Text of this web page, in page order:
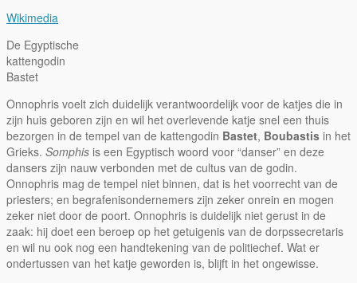
Wikimedia
De Egyptische
kattengodin
Bastet
Onnophris voelt zich duidelijk verantwoordelijk voor de katjes die in
zijn huis geboren zijn en wil het overlevende katje snel een thuis
bezorgen in de tempel van de kattengodin Bastet, Boubastis in het
Grieks. Somphis is een Egyptisch woord voor “danser” en deze
dansers zijn nauw verbonden met de cultus van de godin.
Onnophris mag de tempel niet binnen, dat is het voorrecht van de
priesters; en begrafenisondernemers zijn zeker onrein en mogen
zeker niet door de poort. Onnophris is duidelijk niet gerust in de
zaak: hij doet een beroep op het getuigenis van de dorpssecretaris
en wil nu ook nog een handtekening van de politiechef. Wat er
ondertussen van het katje geworden is, blijft in het ongewisse.